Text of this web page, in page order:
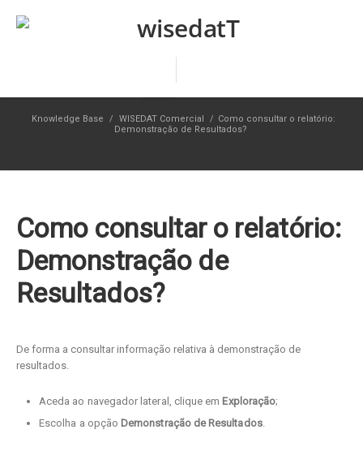
Knowledge Base / WISEDAT Comercial / Como consultar o relatório:
Demonstração de Resultados?
Como consultar o relatório:
Demonstração de
Resultados?
De forma a consultar informação relativa à demonstração de
resultados.
Aceda ao navegador lateral, clique em Exploração;
Escolha a opção Demonstração de Resultados.